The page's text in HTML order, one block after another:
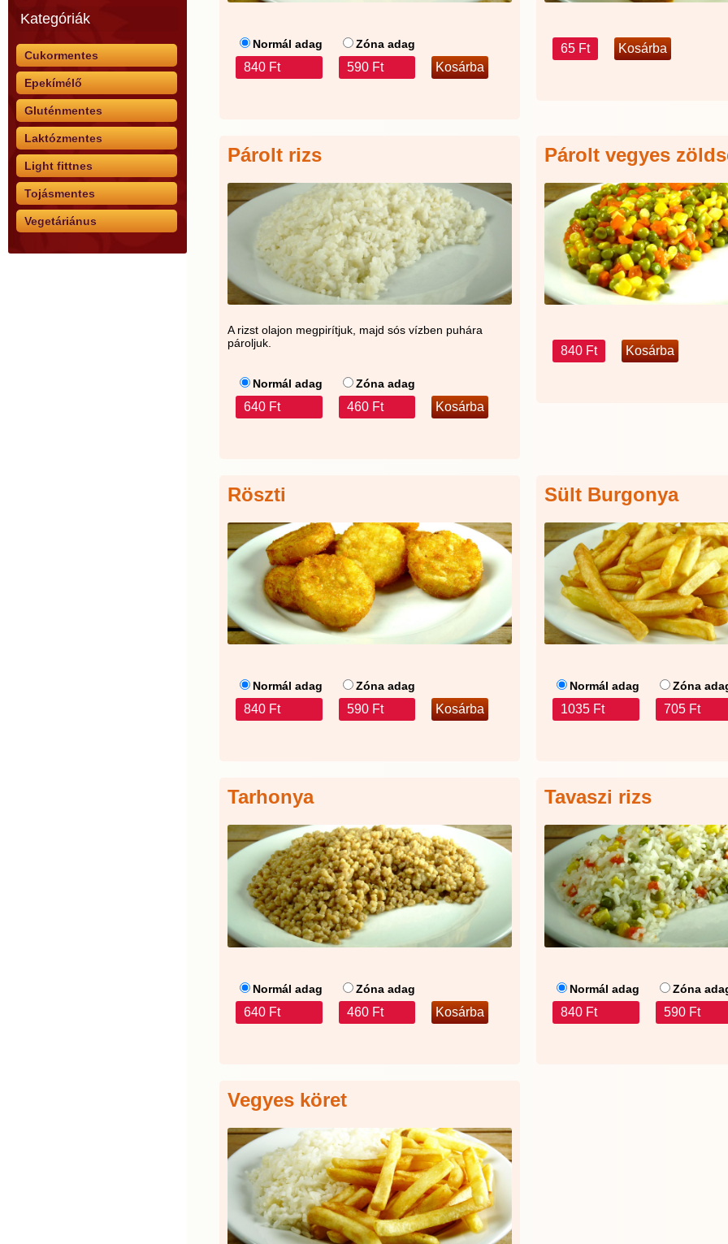
Kategóriák
Cukormentes
Epekímélő
Gluténmentes
Laktózmentes
Light fittnes
Tojásmentes
Vegetáriánus
Normál adag
840 Ft
Zóna adag
590 Ft
65 Ft
Párolt rizs
A rizst olajon megpirítjuk, majd sós vízben puhára
pároljuk.
Normál adag
640 Ft
Zóna adag
460 Ft
Párolt vegyes
840 Ft
Röszti
Normál adag
840 Ft
Zóna adag
590 Ft
Sült Burgonya
Normál adag
1035 Ft
Zóna
705 Ft
Tarhonya
Normál adag
640 Ft
Zóna adag
460 Ft
Tavaszi rizs
Normál adag
840 Ft
Zóna
590 Ft
Vegyes köret